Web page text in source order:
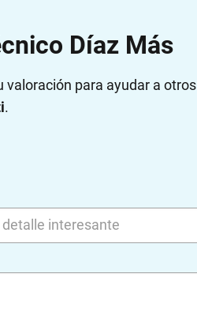
Díaz Más
valoración para ayudar a
.